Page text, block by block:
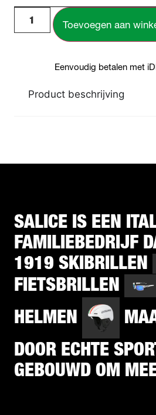
Toevoegen aan
Eenvoudig betalen met
Product beschrijving
SALICE IS EEN
FAMILIEBEDRIJF
1919 SKIBRILLEN
FIETSBRILLEN
HELMEN
DOOR ECHTE
GEBOUWD OM